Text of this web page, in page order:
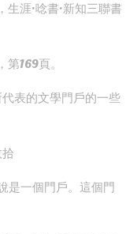
涯·唸書·新知三聯書
169頁。
表的文學門戶的一些
是一個門戶。這個門